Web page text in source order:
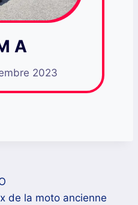
A
2023
de la moto ancienne